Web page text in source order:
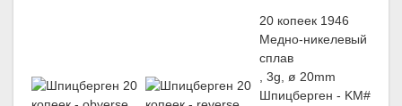
20 копеек 1946
Медно-никелевый
сплав
, 3g, ø 20mm
Шпицберген - KM#